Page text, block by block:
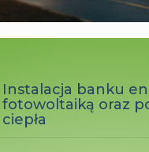
Instalacja banku
fotowoltaiką oraz
ciepła